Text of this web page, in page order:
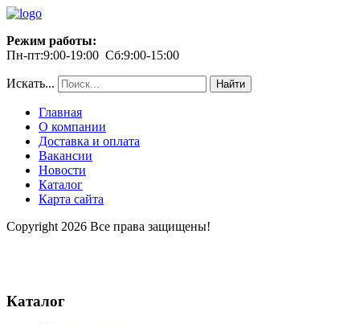
Режим работы:
Пн-пт:9:00-19:00 Сб:9:00-15:00
Искать... Найти
Главная
О компании
Доставка и оплата
Вакансии
Новости
Каталог
Карта сайта
Copyright 2026 Все права защищены!
Каталог